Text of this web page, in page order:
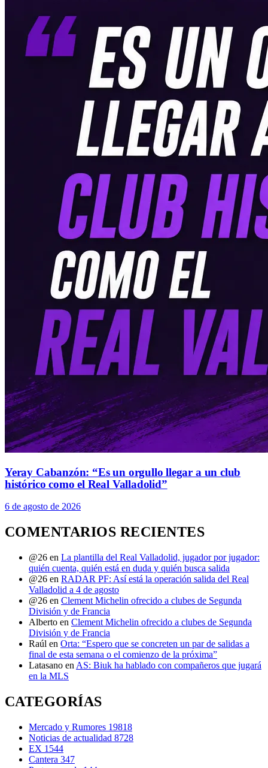
Yeray Cabanzón: “Es un orgullo llegar a un club
histórico como el Real Valladolid”
6 de agosto de 2026
COMENTARIOS RECIENTES
@26 en La plantilla del Real Valladolid, jugador por jugador:
quién cuenta, quién está en duda y quién busca salida
@26 en RADAR PF: Así está la operación salida del Real
Valladolid a 4 de agosto
@26 en Clement Michelin ofrecido a clubes de Segunda
División y de Francia
Alberto en Clement Michelin ofrecido a clubes de Segunda
División y de Francia
Raúl en Orta: “Espero que se concreten un par de salidas a
final de esta semana o el comienzo de la próxima”
Latasano en AS: Biuk ha hablado con compañeros que jugará
en la MLS
CATEGORÍAS
Mercado y Rumores 19818
Noticias de actualidad 8728
EX 1544
Cantera 347